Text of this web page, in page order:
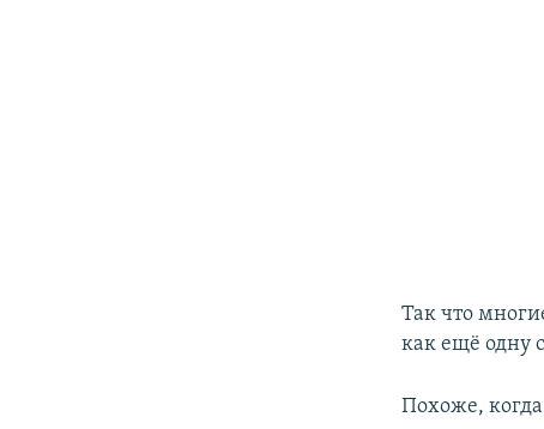
Так что
как ещё одну
Похоже,